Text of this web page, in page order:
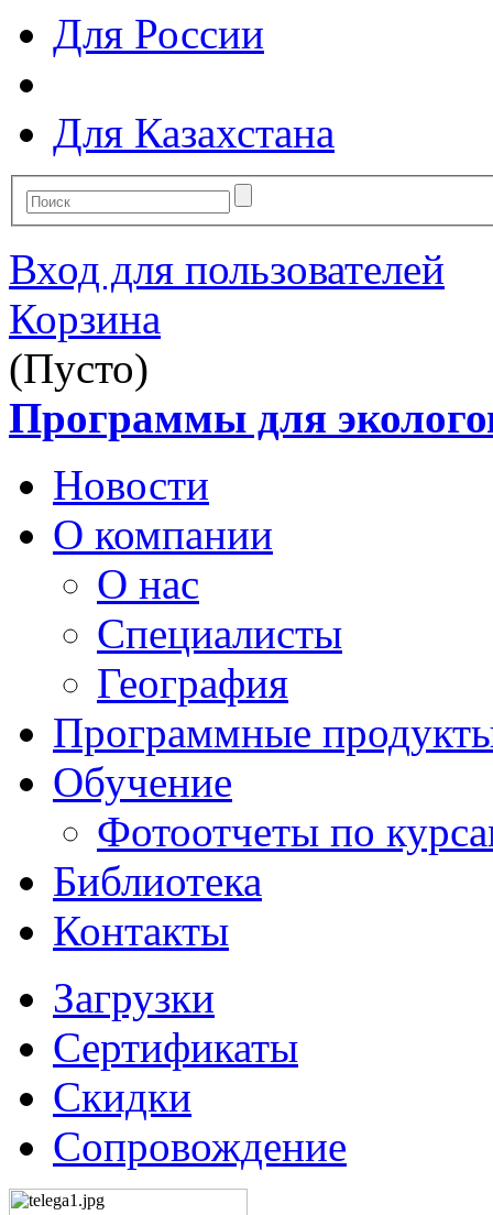
Для России
Для Казахстана
Вход для пользователей
Корзина
(Пусто)
Программы для
Новости
О компании
О нас
Специалисты
География
Программные
Обучение
Фотоотчеты по
Библиотека
Контакты
Загрузки
Сертификаты
Скидки
Сопровождение